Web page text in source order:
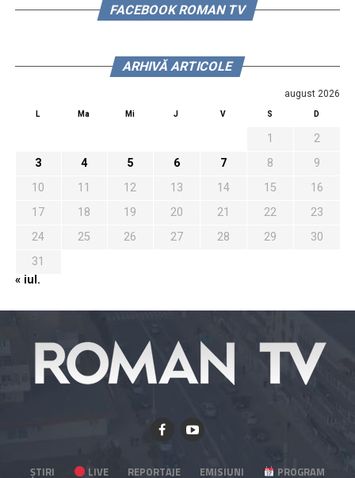
FACEBOOK ROMAN TV
ARHIVĂ ARTICOLE
august 2026
L Ma Mi J V S D
1
2
3
4 5 6 7 8
9
10
11 12 13 14 15
16
17
18 19 20 21 22
23
24
25 26 27 28 29
30
31
« iul.
ȘTIRI LIVE REPORTAJE EMISIUNI PROGRAM